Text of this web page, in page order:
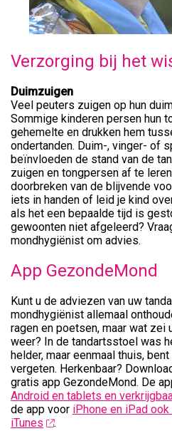
Verzorging bij het
Duimzuigen
Veel peuters zuigen op hun
Sommige kinderen persen hun
gehemelte en drukken hem
ondertanden. Duim-, vinger- of
beïnvloeden de stand van de
zuigen en tongpersen af te
doorbreken van de blijvende
iets in handen of leid je kind
als het een bepaalde tijd is
gewoonten niet afgeleerd?
mondhygiënist om advies.
App GezondeMond
Kunt u de adviezen van uw
mondhygiënist allemaal
ragen en poetsen, maar wat zei
weer? In de tandartsstoel was
helder, maar eenmaal thuis,
vergeten. Herkenbaar?
gratis app GezondeMond. De
Android en tablets en
de app voor iPhone en iPad
iTunes
.